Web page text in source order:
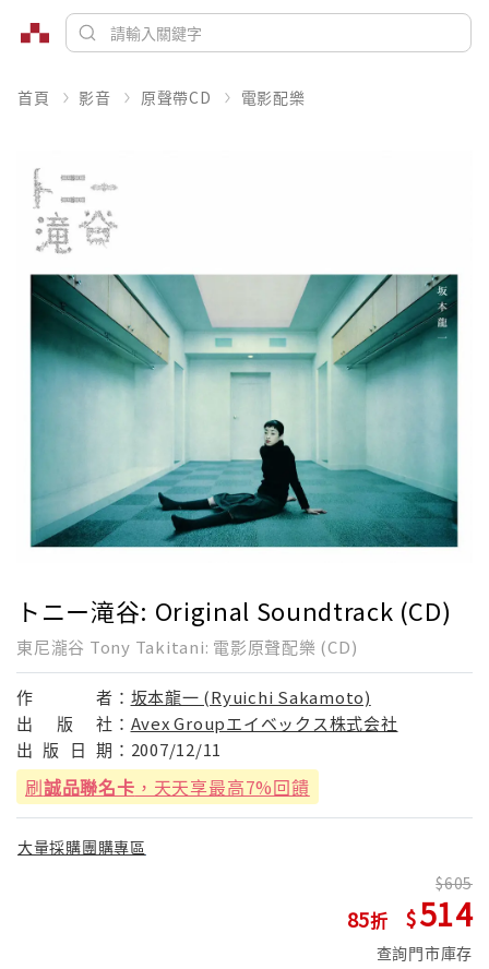
首頁 影音 原聲帶CD 電影配樂
トニー滝谷: Original Soundtrack (CD)
東尼瀧谷 Tony Takitani: 電影原聲配樂 (CD)
作 者： 坂本龍一 (Ryuichi Sakamoto)
出
版 社： Avex Groupエイベックス株式会社
出 版 日 期： 2007/12/11
刷誠品聯名卡 ，天天享最高7%回饋
大量採購團購專區
85
605
514
查詢門市庫存